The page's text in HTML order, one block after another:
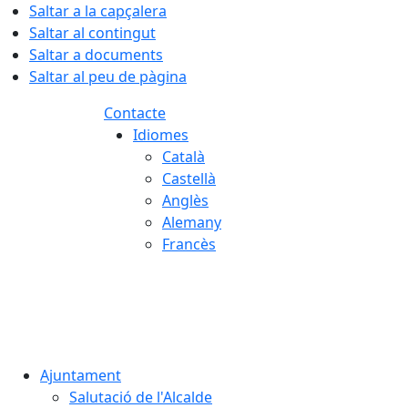
Saltar a la capçalera
Saltar al contingut
Saltar a documents
Saltar al peu de pàgina
Contacte
Idiomes
Català
Castellà
Anglès
Alemany
Francès
Ajuntament
Salutació de l'Alcalde